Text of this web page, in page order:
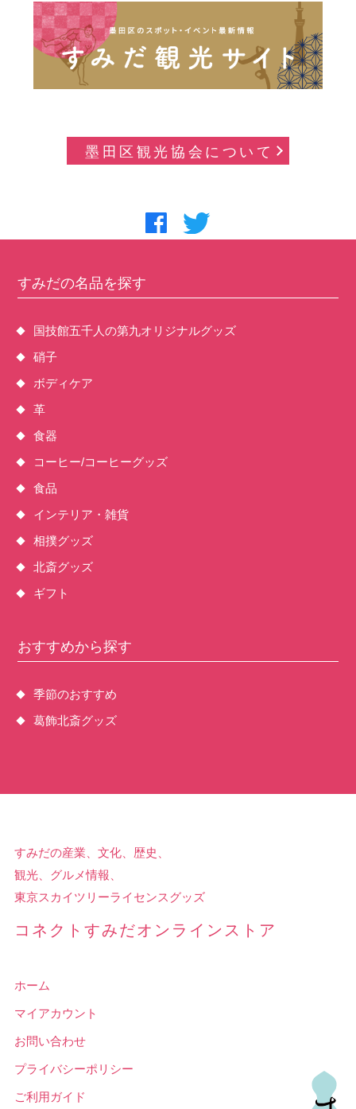
墨田区観光協会について
すみだの名品を探す
国技館五千人の第九オリジナルグッズ
硝子
ボディケア
革
食器
コーヒー/コーヒーグッズ
食品
インテリア・雑貨
相撲グッズ
北斎グッズ
ギフト
おすすめから探す
季節のおすすめ
葛飾北斎グッズ
すみだの産業、文化、歴史、
観光、グルメ情報、
東京スカイツリーライセンスグッズ
コネクトすみだオンラインストア
ホーム
マイアカウント
お問い合わせ
プライバシーポリシー
ご利用ガイド